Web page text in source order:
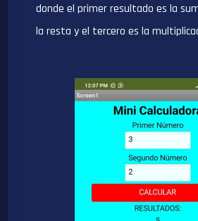
donde el primer resultado es la
la resta y el tercero es la